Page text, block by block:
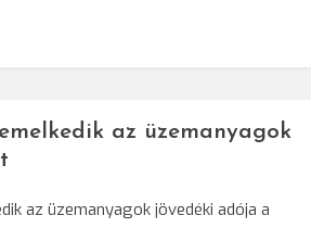
az üzemanyagok
az üzemanyagok jövedéki adója a